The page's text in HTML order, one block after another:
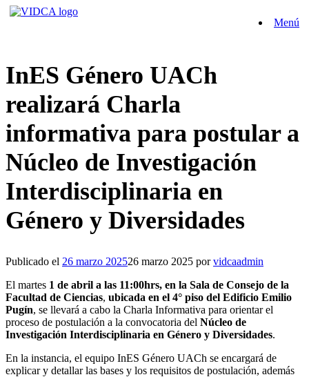
Saltar
Menú
InES Género UACh
realizará Charla
informativa para postular a
Núcleo de Investigación
Interdisciplinaria en
Género y Diversidades
Publicado el 26 marzo 202526 marzo 2025 porvidcaadmin
El martes 1 de abril a las 11:00hrs, en la Sala de Consejo de la
Facultad de Ciencias, ubicada en el 4° piso del Edificio Emilio
Pugín, se llevará a cabo la Charla Informativa para orientar el
proceso de postulación a la convocatoria del Núcleo de
Investigación Interdisciplinaria en Género y Diversidades.
En la instancia, el equipo InES Género UACh se encargará de
explicar y detallar las bases y los requisitos de postulación, además